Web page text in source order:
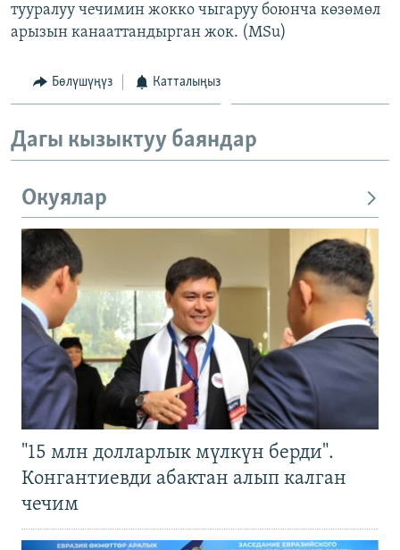
тууралуу чечимин жокко чыгаруу боюнча көзөмөл
арызын канааттандырган жок. (MSu)
Бөлүшүңүз Катталыңыз
Дагы кызыктуу баяндар
Окуялар
"15 млн долларлык мүлкүн берди".
Конгантиевди абактан алып калган
чечим